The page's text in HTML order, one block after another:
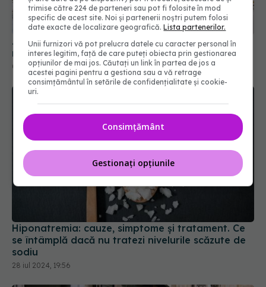
metabolismului ficatului. STUDIU
07 dec 2021, 14:55
Hiponatremia: cauze, simptome și tratament. Ce
se întâmplă dacă nu tratezi nivelurile scăzute de
28 iul 2024, 19:56
trimise către 224 de parteneri sau pot fi folosite în mod
specific de acest site. Noi și partenerii noștri putem folosi
date exacte de localizare geografică.Lista partenerilor.
Unii furnizori vă pot prelucra datele cu caracter personal în
interes legitim, față de care puteți obiecta prin gestionarea
opțiunilor de mai jos. Căutați un link în partea de jos a
acestei pagini pentru a gestiona sau a vă retrage
consimțământul în setările de confidențialitate și cookie-
uri.
Consimțământ
Gestionați opțiunile